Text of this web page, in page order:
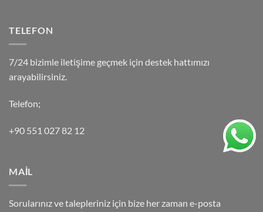
TELEFON
7/24 bizimle iletişime geçmek için destek hattımızı
arayabilirsiniz.
Telefon;
+90 551 027 82 12
MAİL
Sorularınız ve talepleriniz için bize her zaman e-posta